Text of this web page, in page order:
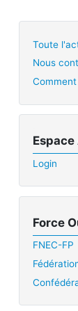
Toute
Nous
Login
Force
FNEC-FP